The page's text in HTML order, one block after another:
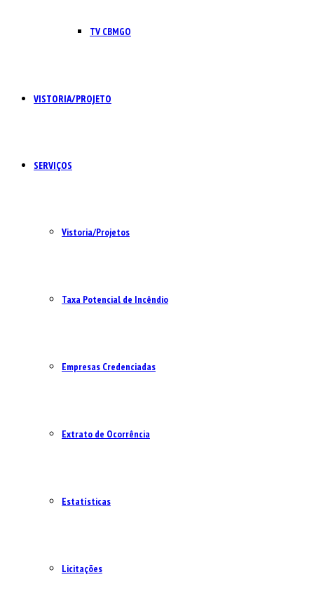
TV CBMGO
VISTORIA/PROJETO
SERVIÇOS
Vistoria/Projetos
Taxa Potencial de Incêndio
Empresas Credenciadas
Extrato de Ocorrência
Estatísticas
Licitações